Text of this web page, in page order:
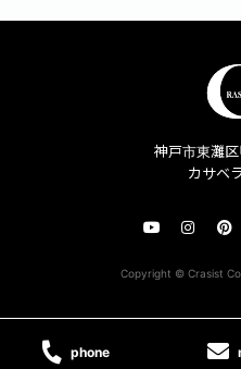
神戸市東灘
カサベ
Copyright © Crasist
phone